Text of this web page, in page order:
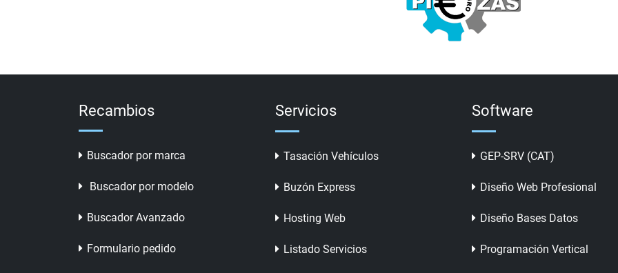
Recambios
Buscador por marca
Buscador por modelo
Buscador Avanzado
Formulario pedido
Servicios
Tasación Vehículos
Buzón Express
Hosting Web
Listado Servicios
Software
GEP-SRV (CAT)
Diseño Web Profesional
Diseño Bases Datos
Programación Vertical